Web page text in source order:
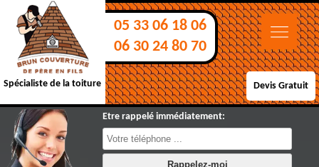
Spécialiste de la toiture
05 33 06 18 06
06 30 24 80 70
Devis Gratuit
Etre rappelé immédiatement: